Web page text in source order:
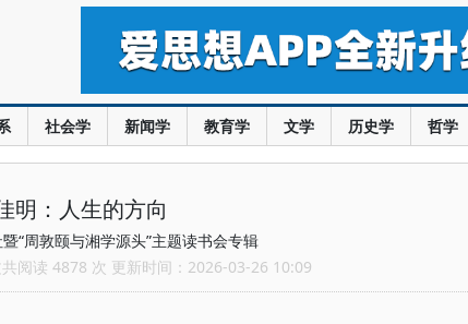
社会学 新闻学 教育学 文学 历史学 哲学
明：人生的方向
“周敦颐与湘学源头”主题读书会专辑
阅读 4878 次 更新时间：2026-03-26 10:09